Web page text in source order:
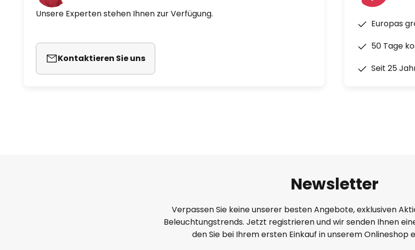
Unsere Experten stehen Ihnen zur Verfügung.
Kontaktieren Sie uns
Europas
50 Tage
Seit 25
Newsletter
Verpassen Sie keine unserer besten Angebote, exklusiven
Beleuchtungstrends. Jetzt registrieren und wir senden Ihnen
den Sie bei Ihrem ersten Einkauf in unserem Onlineshop